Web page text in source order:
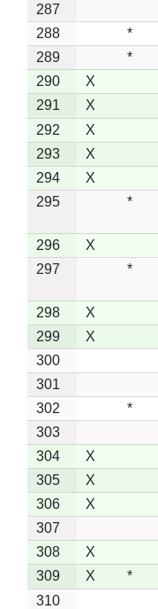
287
288
*
289
*
290
X
291
X
292
X
293
X
294
X
295
*
296
X
297
*
298
X
299
X
300
301
302
*
303
304
X
305
X
306
X
307
308
X
309
X *
310